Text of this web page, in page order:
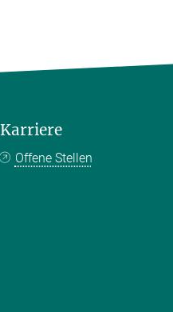
Karriere
Offene Stellen